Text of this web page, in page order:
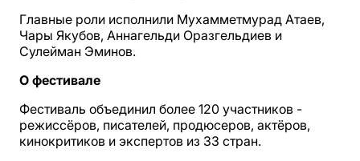
Главные роли исполнили Мухамметмурад Атаев,
Чары Якубов, Аннагельди Оразгельдиев и
Сулейман Эминов.
О фестивале
Фестиваль объединил более 120 участников -
режиссёров, писателей, продюсеров, актёров,
кинокритиков и экспертов из 33 стран.